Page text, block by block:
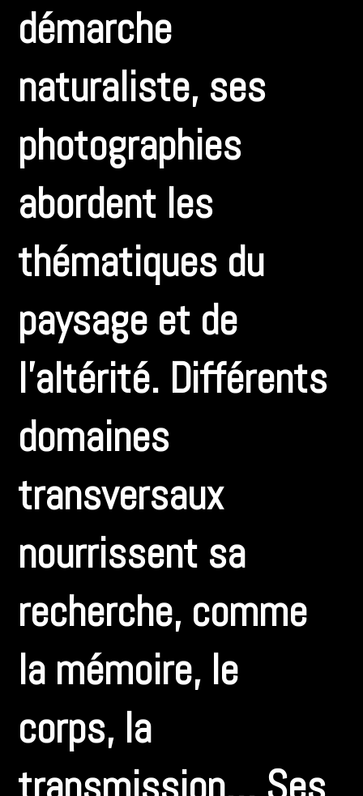
démarche
naturaliste, ses
photographies
abordent les
thématiques du
paysage et de
l’altérité. Différents
domaines
transversaux
nourrissent sa
recherche, comme
la mémoire, le
corps, la